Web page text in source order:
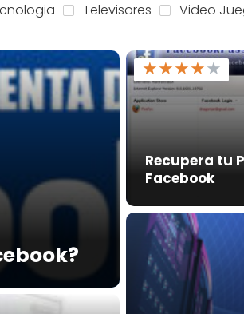
Televisores Video
★★★★★
Recupera tu
Facebook